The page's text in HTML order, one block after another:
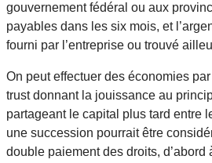
gouvernement fédéral ou aux
payables dans les six mois, et
fourni par l’entreprise ou trouvé
On peut effectuer des économies
trust donnant la jouissance au
partageant le capital plus tard entre
une succession pourrait être
double paiement des droits, d’abord